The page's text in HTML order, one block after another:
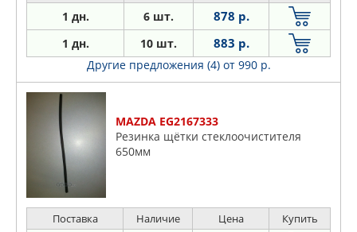
1 дн. 6 шт. 878 р.
1 дн. 10 шт. 883 р.
Другие предложения (4) от 990 р.
MAZDA EG2167333
Резинка щётки стеклоочистителя
650мм
Поставка Наличие Цена Купить